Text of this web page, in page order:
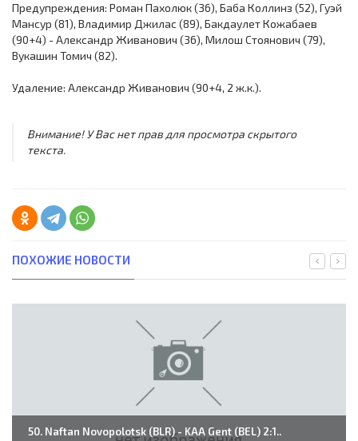
Предупреждения: Роман Пахолюк (36), Баба Коллинз (52), Гуэй
Мансур (81), Владимир Джилас (89), Бакдаулет Кожабаев
(90+4) - Александр Живанович (36), Милош Стоянович (79),
Вукашин Томич (82).
Удаление: Александр Живанович (90+4, 2 ж.к.).
Внимание! У Вас нет прав для просмотра скрытого
текста.
ПОХОЖИЕ НОВОСТИ
50. Naftan Novopolotsk (BLR) - KAA Gent (BEL) 2:1..